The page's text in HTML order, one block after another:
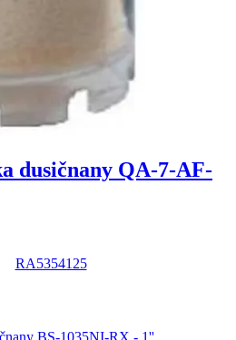
dusičnany QA-7-AF-
RA5354125